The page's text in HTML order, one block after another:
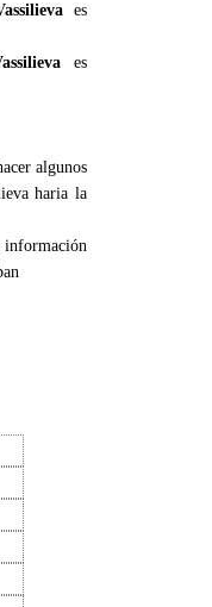
es
es
algunos
haria la
información